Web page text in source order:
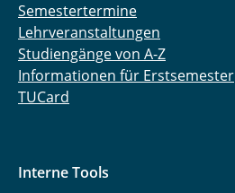
Semestertermine
Lehrveranstaltungen
Studiengänge von A-Z
Informationen für Erstsemester
TUCard
Interne Tools